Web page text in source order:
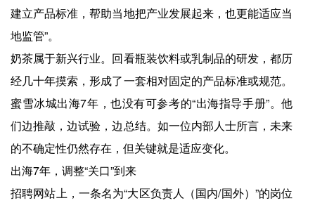
建立产品标准，帮助当地把产业发展起来，也更能适应当
地监管”。
奶茶属于新兴行业。回看瓶装饮料或乳制品的研发，都历
经几十年摸索，形成了一套相对固定的产品标准或规范。
蜜雪冰城出海7年，也没有可参考的“出海指导手册”。他
们边推敲，边试验，边总结。如一位内部人士所言，未来
的不确定性仍然存在，但关键就是适应变化。
出海7年，调整“关口”到来
招聘网站上，一条名为“大区负责人（国内/国外）”的岗位